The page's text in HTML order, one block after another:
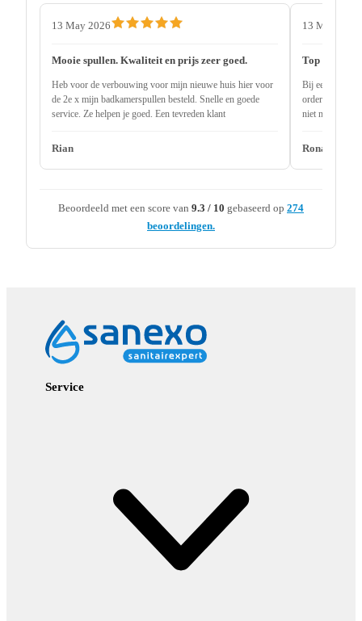
13 May 2026
Mooie spullen. Kwaliteit en prijs zeer goed.
Heb voor de verbouwing voor mijn nieuwe huis hier voor
de 2e x mijn badkamerspullen besteld. Snelle en goede
service. Ze helpen je goed. Een tevreden klant
Rian
13 May 2026
Top service
Bij een andere
order
niet nodig 2
Ronald
Beoordeeld met een score van 9.3 / 10 gebaseerd op 274
beoordelingen.
Service